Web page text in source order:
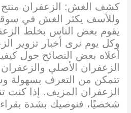
كشف الغش: الزعفران منتج
وللأسف يكثر الغش في
يقوم بعض الناس بخلط
وكل يوم نرى أخبار تزوير
أعلاه بعض النصائح حول
الزعفران الأصلي
تتمكن من التعرف بسهولة
الزعفران المزيف. إذا كنت
شخصيًا، فنوصيك بشدة